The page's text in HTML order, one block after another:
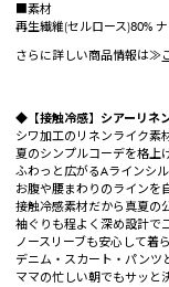
■素材
再生繊維(セルロース)80%
さらに詳しい商品情報は≫
◆【接触冷感】シアーリネ
シワ加工のリネンライク素
夏のシンプルコーデを格上げ
ふわっと広がるAラインシル
お腹や腰まわりのラインを
接触冷感素材だから真夏の
袖ぐりも程よく深め設計で
ノースリーブも安心して着
デニム・スカート・パンツ
ママの忙しい朝でもサッと